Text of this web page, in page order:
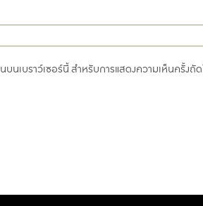
นเบราว์เซอร์นี้ สำหรับการแสดงความเห็นครั้งถัด